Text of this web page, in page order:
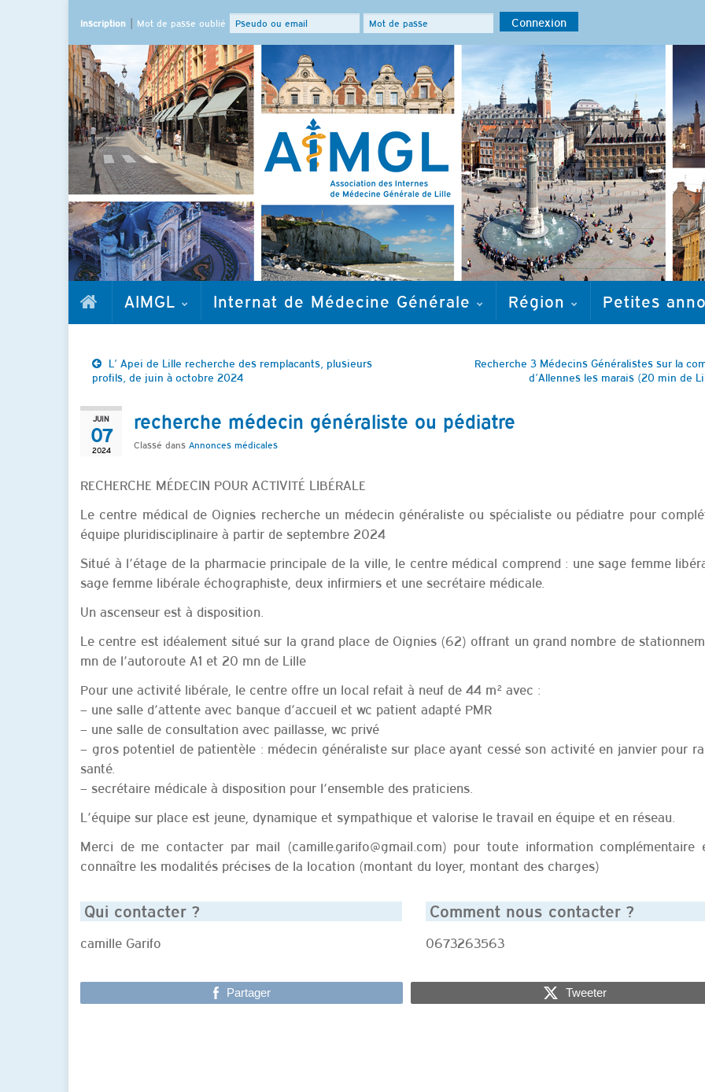
Inscription | Mot de passe oublié
AIMGL Internat de Médecine Générale Région Petites
L’ Apei de Lille recherche des remplacants, plusieurs
profils, de juin à octobre 2024
Recherche 3 Médecins Généralistes sur la
d’Allennes les marais (20 min de
JUIN
07
2024
recherche médecin généraliste ou pédiatre
Classé dans Annonces médicales
RECHERCHE MÉDECIN POUR ACTIVITÉ LIBÉRALE
Le centre médical de Oignies recherche un médecin généraliste ou spécialiste ou pédiatre pour
équipe pluridisciplinaire à partir de septembre 2024
Situé à l’étage de la pharmacie principale de la ville, le centre médical comprend : une sage femme
sage femme libérale échographiste, deux infirmiers et une secrétaire médicale.
Un ascenseur est à disposition.
Le centre est idéalement situé sur la grand place de Oignies (62) offrant un grand nombre de
mn de l’autoroute A1 et 20 mn de Lille
Pour une activité libérale, le centre offre un local refait à neuf de 44 m² avec :
– une salle d’attente avec banque d’accueil et wc patient adapté PMR
– une salle de consultation avec paillasse, wc privé
– gros potentiel de patientèle : médecin généraliste sur place ayant cessé son activité en janvier pour
santé.
– secrétaire médicale à disposition pour l’ensemble des praticiens.
L’équipe sur place est jeune, dynamique et sympathique et valorise le travail en équipe et en réseau.
Merci de me contacter par mail (camille.garifo@gmail.com) pour toute information complémentaire
connaître les modalités précises de la location (montant du loyer, montant des charges)
Qui contacter ?
camille Garifo
Comment nous contacter ?
0673263563
Partager Tweeter